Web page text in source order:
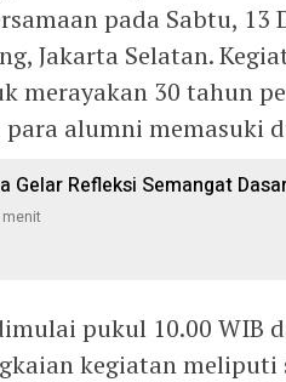
pada Sabtu, 13
Jakarta Selatan.
merayakan 30 tahun
alumni memasuki
Gelar Refleksi Semangat
menit
pukul 10.00 WIB
kegiatan